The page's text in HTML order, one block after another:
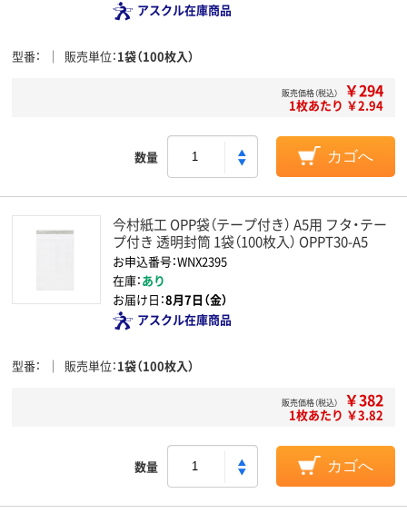
アスクル在庫商品
型番 販売単位 1袋（100枚入）
販売価格（税込） ￥294
1枚あたり ￥2.94
数量 カゴへ
今村紙工 OPP袋（テープ付き） A5用 フタ・テー
プ付き 透明封筒 1袋（100枚入） OPPT30-A5
お申込番号：WNX2395
在庫：あり
お届け日：8月7日（金）
アスクル在庫商品
型番 販売単位 1袋（100枚入）
販売価格（税込） ￥382
1枚あたり ￥3.82
数量 カゴへ